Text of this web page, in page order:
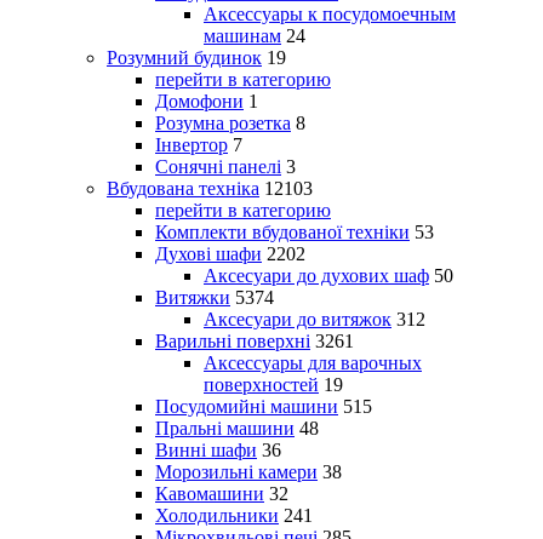
Аксессуары к посудомоечным
машинам 24
Розумний будинок 19
перейти в категорию
Домофони 1
Розумна розетка 8
Інвертор 7
Сонячні панелі 3
Вбудована техніка 12103
перейти в категорию
Комплекти вбудованої техніки 53
Духові шафи 2202
Аксесуари до духових шаф 50
Витяжки 5374
Аксесуари до витяжок 312
Варильні поверхні 3261
Аксессуары для варочных
поверхностей 19
Посудомийні машини 515
Пральні машини 48
Винні шафи 36
Морозильні камери 38
Кавомашини 32
Холодильники 241